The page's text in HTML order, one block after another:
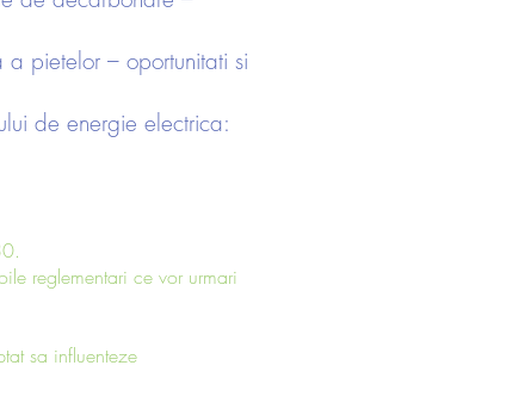
pietelor – oportunitati si
de energie electrica:
reglementari ce vor urmari
sa influenteze